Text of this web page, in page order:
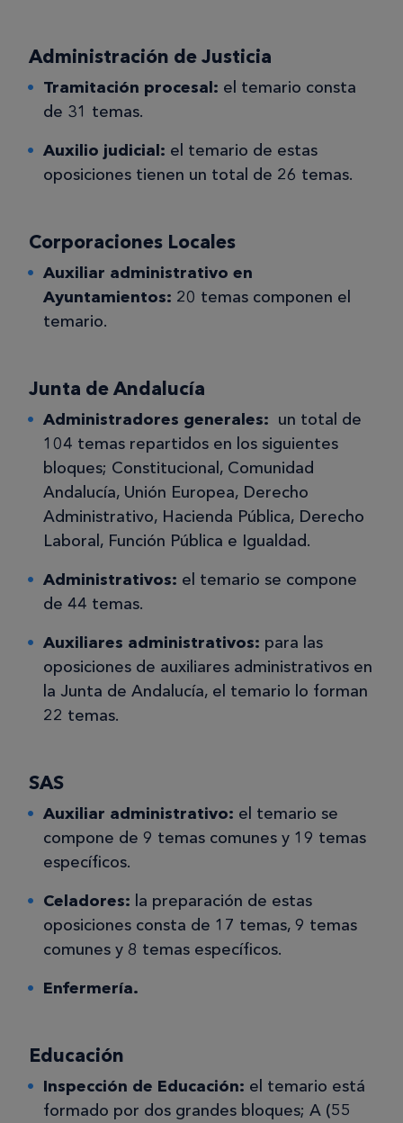
Administración de Justicia
Tramitación procesal: el temario consta
de 31 temas.
Auxilio judicial: el temario de estas
oposiciones tienen un total de 26 temas.
Corporaciones Locales
Auxiliar administrativo en
Ayuntamientos: 20 temas componen el
temario.
Junta de Andalucía
Administradores generales: un total de
104 temas repartidos en los siguientes
bloques; Constitucional, Comunidad
Andalucía, Unión Europea, Derecho
Administrativo, Hacienda Pública, Derecho
Laboral, Función Pública e Igualdad.
Administrativos: el temario se compone
de 44 temas.
Auxiliares administrativos: para las
oposiciones de auxiliares administrativos en
la Junta de Andalucía, el temario lo forman
22 temas.
SAS
Auxiliar administrativo: el temario se
compone de 9 temas comunes y 19 temas
específicos.
Celadores: la preparación de estas
oposiciones consta de 17 temas, 9 temas
comunes y 8 temas específicos.
Enfermería.
Educación
Inspección de Educación: el temario está
formado por dos grandes bloques; A (55